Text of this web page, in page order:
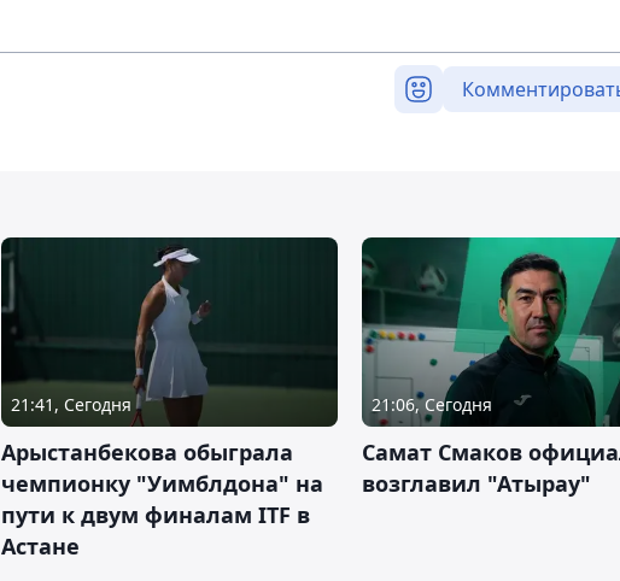
21:41, Сегодня
Арыстанбекова обыграла
чемпионку "Уимблдона" на
пути к двум финалам ITF в
Астане
21:06, Сегодня
Самат Смаков
возглавил "Атырау"